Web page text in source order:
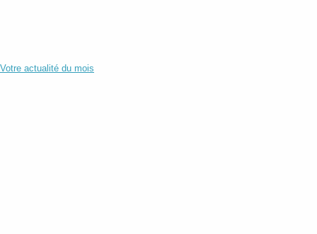
Votre actualité du mois